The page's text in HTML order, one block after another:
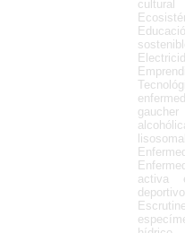
gaucher
activa
deportivo